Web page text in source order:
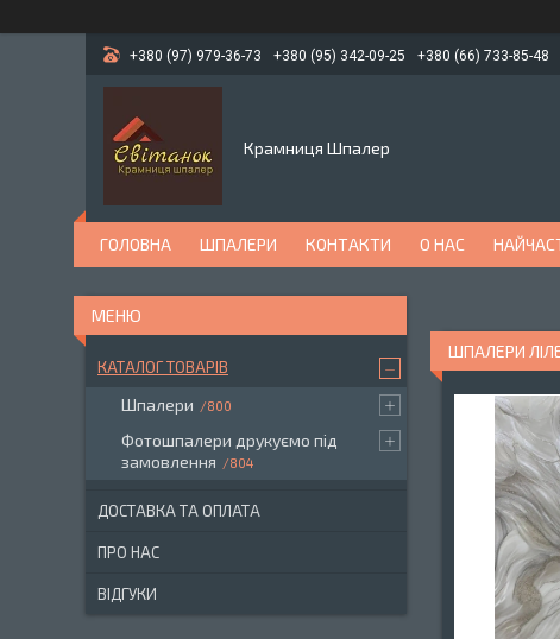
+380 (97) 979-36-73 +380 (95) 342-09-25 +380 (66) 733-85-48
Крамниця Шпалер
ГОЛОВНА ШПАЛЕРИ КОНТАКТИ О НАС
ШПАЛЕРИ
КАТАЛОГ ТОВАРІВ
Шпалери 800
Фотошпалери друкуємо під
замовлення
804
ДОСТАВКА ТА ОПЛАТА
ПРО НАС
ВІДГУКИ